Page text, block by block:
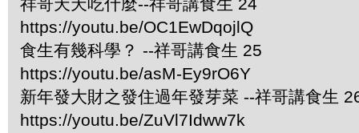
https://youtu.be/OC1EwDqojlQ
食生有幾科學？ --祥哥講食生 25
https://youtu.be/asM-Ey9rO6Y
新年發大財之發住過年發芽菜 --祥哥講食生
https://youtu.be/ZuVl7Idww7k